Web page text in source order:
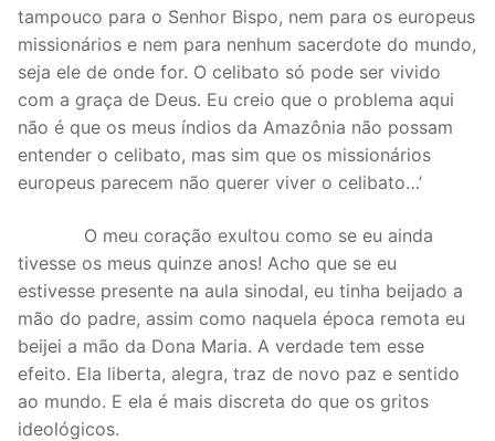
tampouco para o Senhor Bispo, nem para os europeus
missionários e nem para nenhum sacerdote do mundo,
seja ele de onde for. O celibato só pode ser vivido
com a graça de Deus. Eu creio que o problema aqui
não é que os meus índios da Amazônia não possam
entender o celibato, mas sim que os missionários
europeus parecem não querer viver o celibato…’
O meu coração exultou como se eu ainda
tivesse os meus quinze anos! Acho que se eu
estivesse presente na aula sinodal, eu tinha beijado a
mão do padre, assim como naquela época remota eu
beijei a mão da Dona Maria. A verdade tem esse
efeito. Ela liberta, alegra, traz de novo paz e sentido
ao mundo. E ela é mais discreta do que os gritos
ideológicos.